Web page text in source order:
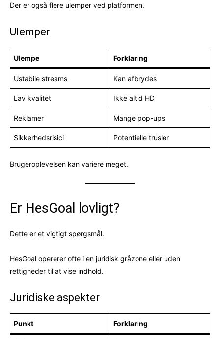
Der er også flere ulemper ved platformen.
Ulemper
Ulempe Forklaring
Ustabile streams Kan afbrydes
Lav kvalitet Ikke altid HD
Reklamer Mange pop-ups
Sikkerhedsrisici Potentielle trusler
Brugeroplevelsen kan variere meget.
Er HesGoal lovligt?
Dette er et vigtigt spørgsmål.
HesGoal opererer ofte i en juridisk gråzone eller uden
rettigheder til at vise indhold.
Juridiske aspekter
Punkt Forklaring